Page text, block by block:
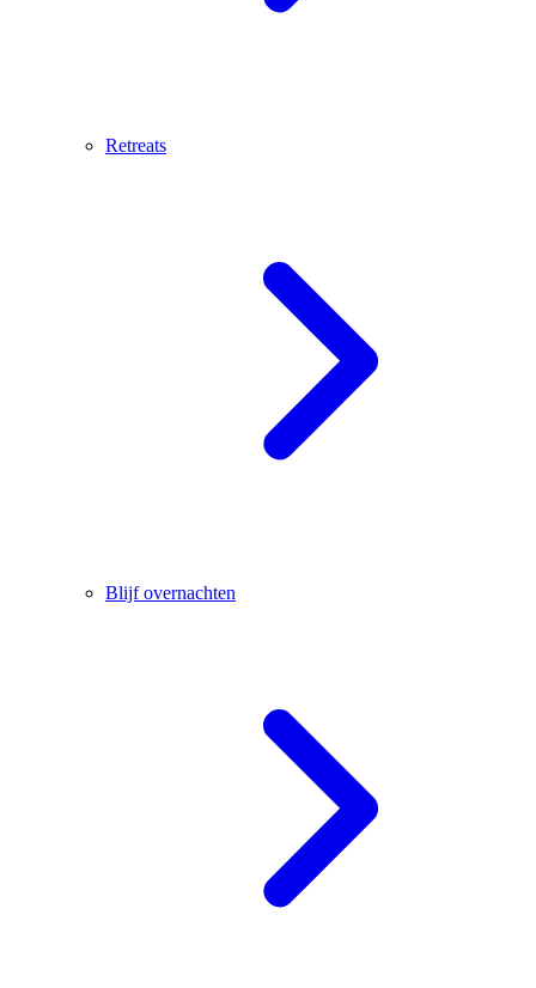
Retreats
Blijf overnachten